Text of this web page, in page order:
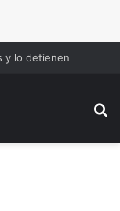
y lo detienen